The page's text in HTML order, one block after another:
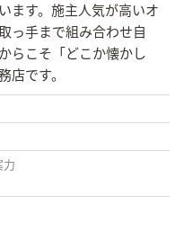
ます。施主人気が高いオ
っ手まで組み合わせ自
らこそ「どこか懐かし
店です。
力